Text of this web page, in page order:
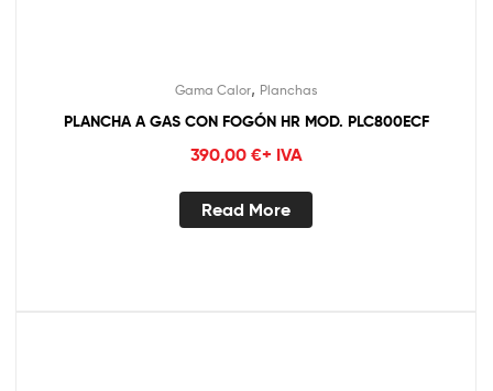
Gama Calor, Planchas
PLANCHA A GAS CON FOGÓN HR MOD. PLC800ECF
390,00 €+ IVA
Read More